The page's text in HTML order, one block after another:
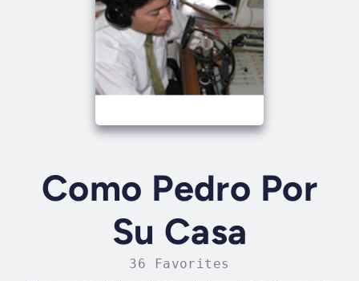
Como Pedro Por
Su Casa
36 Favorites